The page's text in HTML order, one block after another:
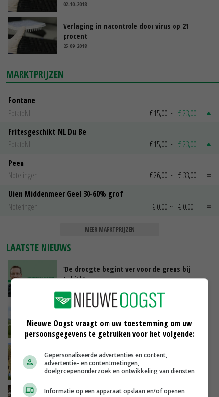
02-10-2018
Verlaging in nacontrole door virus op 21
procent
25-09-2018
MARKTPRIJZEN
Fontane
PotatoNL
€ 15,00 ~ € 23,00
Fritesgeschikt NL Du Be
PotatoNL
€ 15,00 ~ € 23,00
Peen
Noteringen
€ 26,00 ~ € 33,00
Uien Middenmeer Geel 30-60% grof
Noteringen
€ 0,00 ~ € 0,00
MEER MARKTPRIJZEN
LAATSTE NIEUWS
‘De droogte begint ver voor de grens bij
Lobith’
POAH!: John Deere 7730
VANDAAG, 10:00
Geen vee meer op Noord-Hollandse zeedijken
door aanhoudende droogte
VANDAAG, 09:48
Na jarenlang meten willen Zuid-Hollandse
Nieuwe Oogst vraagt om uw toestemming om uw
persoonsgegevens te gebruiken voor het volgende:
Gepersonaliseerde advertenties en content,
advertentie- en contentmetingen,
doelgroepenonderzoek en ontwikkeling van diensten
Informatie op een apparaat opslaan en/of openen